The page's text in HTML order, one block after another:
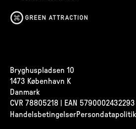
Bryghuspladsen 10
1473 København K
Danmark
CVR 78805218 | EAN 5790002432293
HandelsbetingelserPersondatapolitik